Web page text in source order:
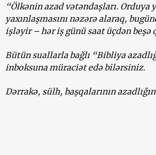
“Ölkənin azad vətəndaşları. Orduya
yaxınlaşmasını nəzərə alaraq,
işləyir – hər iş günü saat üçdən beşə
Bütün suallarla bağlı “Bibliya
inboksuna müraciət edə bilərsiniz.
Dərrakə, sülh, başqalarının